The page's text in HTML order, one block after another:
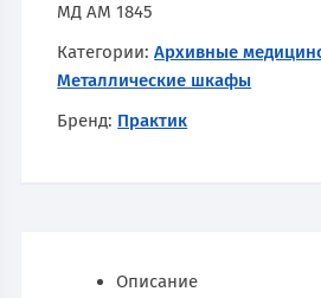
МД АМ 1845
Категории:Архивные
Металлические шкафы
Бренд: Практик
Описание